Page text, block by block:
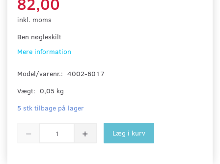
inkl. moms
Ben nøgleskilt
Mere information
Model/varenr.: 4002-6017
Vægt: 0,05 kg
5 stk tilbage på lager
Læg i kurv